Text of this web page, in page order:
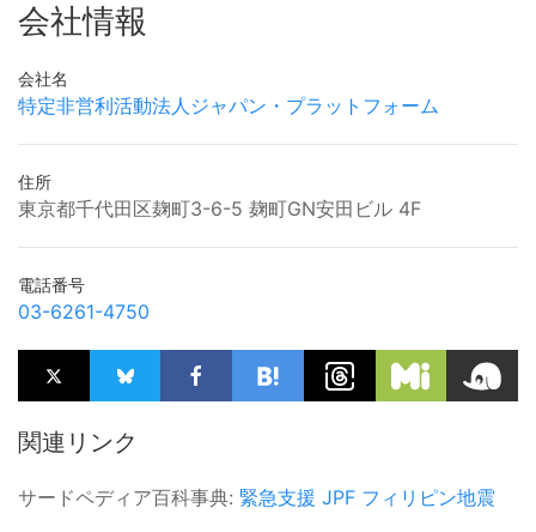
会社情報
会社名
特定非営利活動法人ジャパン・プラットフォーム
住所
東京都千代田区麹町3-6-5 麹町GN安田ビル 4F
電話番号
03-6261-4750
関連リンク
サードペディア百科事典: 緊急支援 JPF フィリピン地震